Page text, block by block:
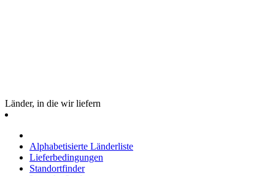
Länder, in die wir liefern
Alphabetisierte Länderliste
Lieferbedingungen
Standortfinder